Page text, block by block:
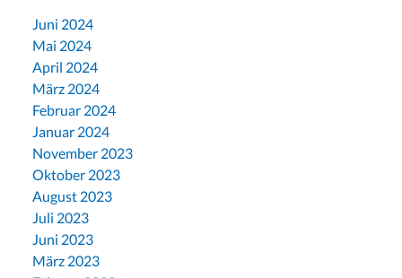
Juni 2024
Mai 2024
April 2024
März 2024
Februar 2024
Januar 2024
November 2023
Oktober 2023
August 2023
Juli 2023
Juni 2023
März 2023